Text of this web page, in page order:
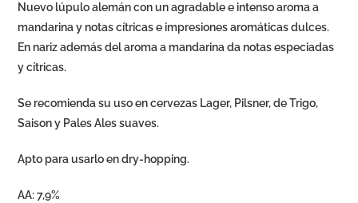
Nuevo lúpulo alemán con un agradable e intenso aroma a
mandarina y notas cítricas e impresiones aromáticas dulces.
En nariz además del aroma a mandarina da notas especiadas
y cítricas.
Se recomienda su uso en cervezas Lager, Pilsner, de Trigo,
Saison y Pales Ales suaves.
Apto para usarlo en dry-hopping.
AA: 7,9%